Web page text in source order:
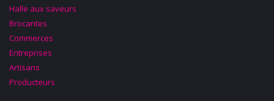
Halle aux saveurs
Brocantes
Commerces
Entreprises
Artisans
Producteurs